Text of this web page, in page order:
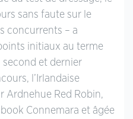
sans faute sur le
concurrents – a
initiaux au terme
second et dernier
l’Irlandaise
Ardnehue Red Robin,
Connemara et âgée